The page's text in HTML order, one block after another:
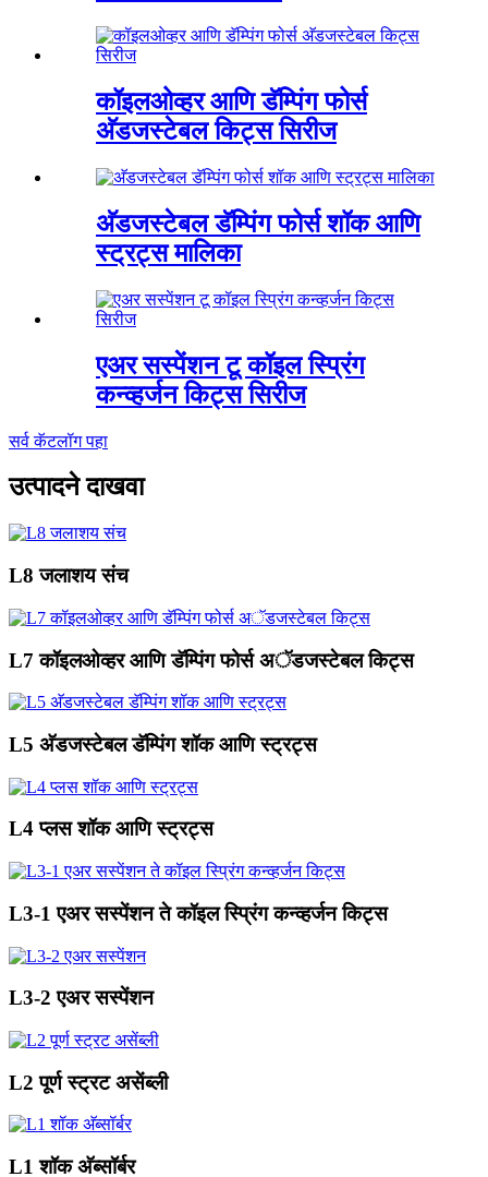
कॉइलओव्हर आणि डॅम्पिंग फोर्स
अ‍ॅडजस्टेबल किट्स सिरीज
अ‍ॅडजस्टेबल डॅम्पिंग फोर्स शॉक आणि
स्ट्रट्स मालिका
एअर सस्पेंशन टू कॉइल स्प्रिंग
कन्व्हर्जन किट्स सिरीज
सर्व कॅटलॉग पहा
उत्पादने दाखवा
L8 जलाशय संच
L7 कॉइलओव्हर आणि डॅम्पिंग फोर्स अॅडजस्टेबल किट्स
L5 अ‍ॅडजस्टेबल डॅम्पिंग शॉक आणि स्ट्रट्स
L4 प्लस शॉक आणि स्ट्रट्स
L3-1 एअर सस्पेंशन ते कॉइल स्प्रिंग कन्व्हर्जन किट्स
L3-2 एअर सस्पेंशन
L2 पूर्ण स्ट्रट असेंब्ली
L1 शॉक अ‍ॅब्सॉर्बर